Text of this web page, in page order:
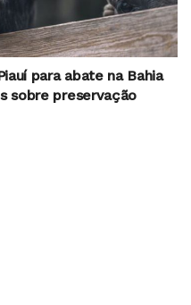
para abate na Bahia
sobre preservação